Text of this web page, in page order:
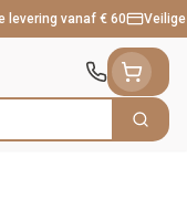
levering vanaf € 60
Zoek